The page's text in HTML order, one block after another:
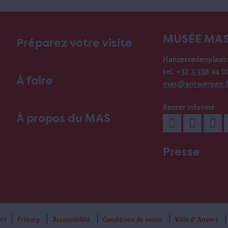
Préparez votre visite
À faire
À propos du MAS
MUSÉE
tel. +32 3 338 44
Restez informé
Presse
Privacy Accessibilité Conditions de vente Ville d' Anvers